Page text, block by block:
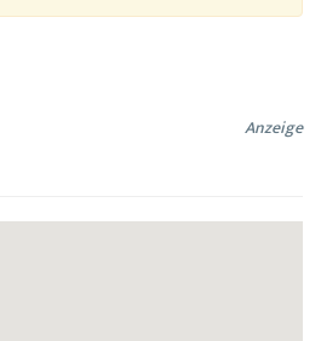
Anzeige